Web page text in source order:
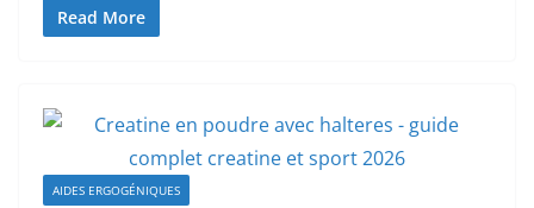
Read More
AIDES ERGOGÉNIQUES